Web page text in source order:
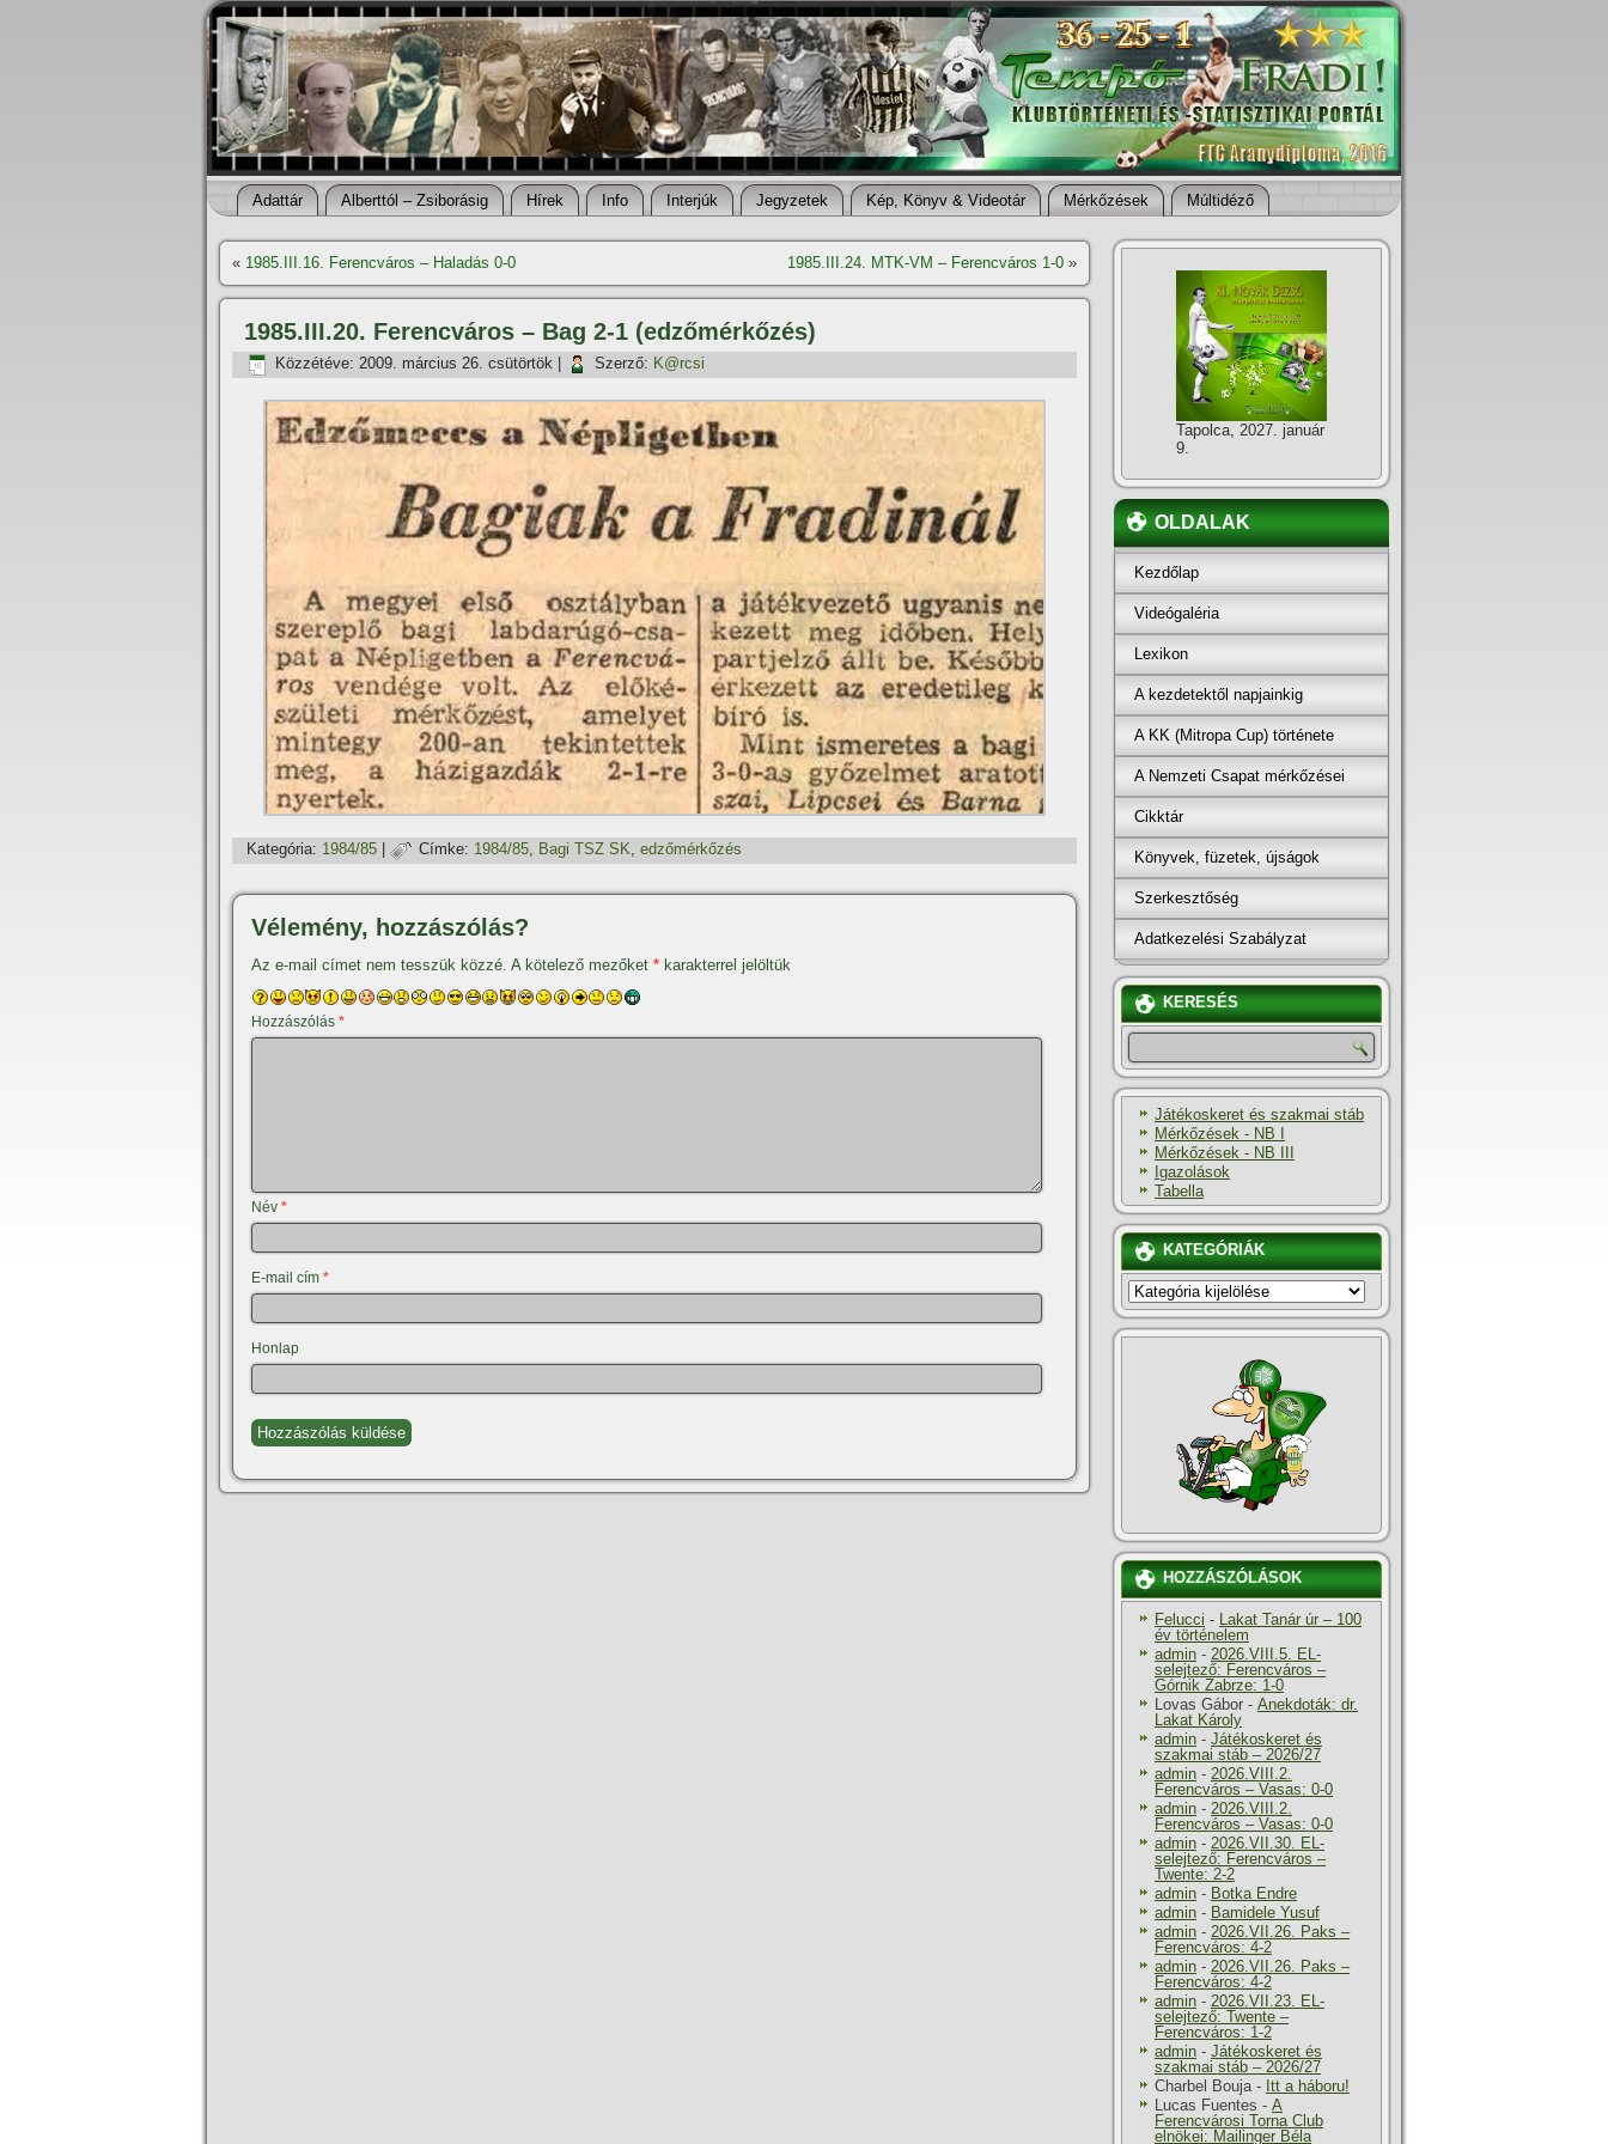
Adattár Alberttól – Zsiborásig Hí­rek Info Interjúk Jegyzetek Kép, Könyv & Videotár Mérkőzések Múltidéző
« 1985.III.16. Ferencváros – Haladás 0-0 1985.III.24. MTK-VM – Ferencváros 1-0 »
1985.III.20. Ferencváros – Bag 2-1 (edzőmérkőzés)
Közzétéve: 2009. március 26. csütörtök Szerző: K@rcsi
Kategória: 1984/85 Címke: 1984/85, Bagi TSZ SK, edzőmérkőzés
Vélemény, hozzászólás?
Az e-mail címet nem tesszük közzé. A kötelező mezőket * karakterrel jelöltük
Hozzászólás *
Név *
E-mail cím *
Honlap
Tapolca, 2027. január
9.
OLDALAK
Kezdőlap
Videógaléria
Lexikon
A kezdetektől napjainkig
A KK (Mitropa Cup) története
A Nemzeti Csapat mérkőzései
Cikktár
Könyvek, füzetek, újságok
Szerkesztőség
Adatkezelési Szabályzat
KERESÉS
Játékoskeret és szakmai stáb
Mérkőzések - NB I
Mérkőzések - NB III
Igazolások
Tabella
KATEGÓRIÁK
KATEGÓRIÁK
HOZZÁSZÓLÁSOK
Felucci - Lakat Tanár úr – 100
év történelem
admin - 2026.VIII.5. EL-
selejtező: Ferencváros –
Górnik Zabrze: 1-0
Lovas Gábor - Anekdoták: dr.
Lakat Károly
admin - Játékoskeret és
szakmai stáb – 2026/27
admin - 2026.VIII.2.
Ferencváros – Vasas: 0-0
admin - 2026.VIII.2.
Ferencváros – Vasas: 0-0
admin - 2026.VII.30. EL-
selejtező: Ferencváros –
Twente: 2-2
admin - Botka Endre
admin - Bamidele Yusuf
admin - 2026.VII.26. Paks –
Ferencváros: 4-2
admin - 2026.VII.26. Paks –
Ferencváros: 4-2
admin - 2026.VII.23. EL-
selejtező: Twente –
Ferencváros: 1-2
admin - Játékoskeret és
szakmai stáb – 2026/27
Charbel Bouja- Itt a háboru!
Lucas Fuentes - A
Ferencvárosi Torna Club
elnökei: Mailinger Béla